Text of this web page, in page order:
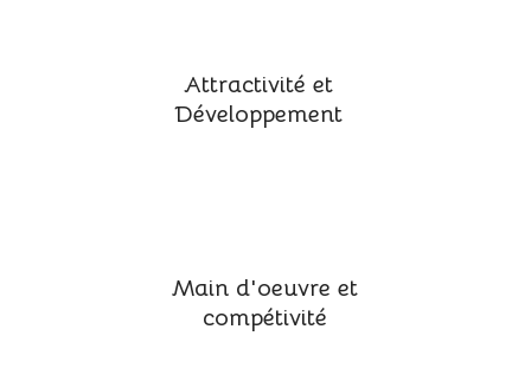
Attractivité et
Développement
Main d'oeuvre et
compétivité